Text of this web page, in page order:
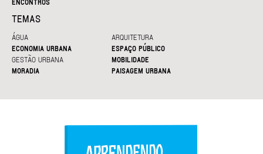
ENCONTROS
TEMAS
ÁGUA
ARQUITETURA
ECONOMIA URBANA
ESPAÇO PÚBLICO
GESTÃO URBANA
MOBILIDADE
MORADIA
PAISAGEM URBANA